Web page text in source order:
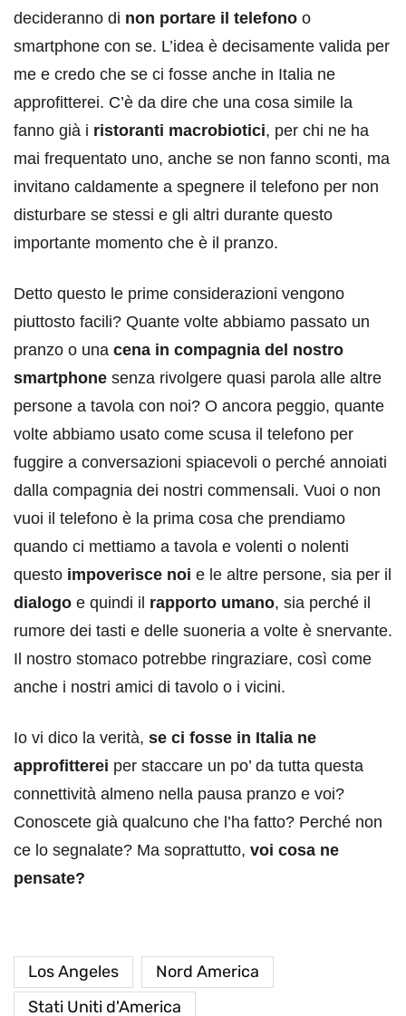
decideranno di non portare il telefono o
smartphone con se. L’idea è decisamente valida per
me e credo che se ci fosse anche in Italia ne
approfitterei. C’è da dire che una cosa simile la
fanno già i ristoranti macrobiotici, per chi ne ha
mai frequentato uno, anche se non fanno sconti, ma
invitano caldamente a spegnere il telefono per non
disturbare se stessi e gli altri durante questo
importante momento che è il pranzo.
Detto questo le prime considerazioni vengono
piuttosto facili? Quante volte abbiamo passato un
pranzo o una cena in compagnia del nostro
smartphone senza rivolgere quasi parola alle altre
persone a tavola con noi? O ancora peggio, quante
volte abbiamo usato come scusa il telefono per
fuggire a conversazioni spiacevoli o perché annoiati
dalla compagnia dei nostri commensali. Vuoi o non
vuoi il telefono è la prima cosa che prendiamo
quando ci mettiamo a tavola e volenti o nolenti
questo impoverisce noi e le altre persone, sia per il
dialogo e quindi il rapporto umano, sia perché il
rumore dei tasti e delle suoneria a volte è snervante.
Il nostro stomaco potrebbe ringraziare, così come
anche i nostri amici di tavolo o i vicini.
Io vi dico la verità, se ci fosse in Italia ne
approfitterei per staccare un po’ da tutta questa
connettività almeno nella pausa pranzo e voi?
Conoscete già qualcuno che l’ha fatto? Perché non
ce lo segnalate? Ma soprattutto, voi cosa ne
pensate?
Los Angeles
Nord America
Stati Uniti d'America